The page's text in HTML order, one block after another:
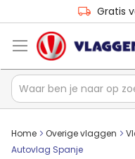
Gratis
Home Overige vlaggen
Autovlag Spanje